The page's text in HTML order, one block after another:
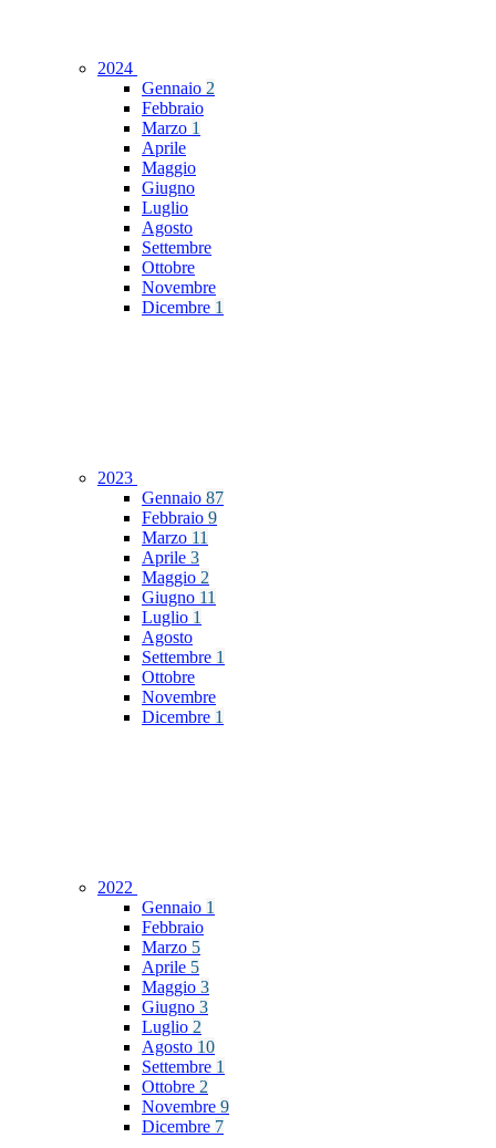
2024
Gennaio 2
Febbraio
Marzo 1
Aprile
Maggio
Giugno
Luglio
Agosto
Settembre
Ottobre
Novembre
Dicembre 1
2023
Gennaio 87
Febbraio 9
Marzo 11
Aprile 3
Maggio 2
Giugno 11
Luglio 1
Agosto
Settembre 1
Ottobre
Novembre
Dicembre 1
2022
Gennaio 1
Febbraio
Marzo 5
Aprile 5
Maggio 3
Giugno 3
Luglio 2
Agosto 10
Settembre 1
Ottobre 2
Novembre 9
Dicembre 7